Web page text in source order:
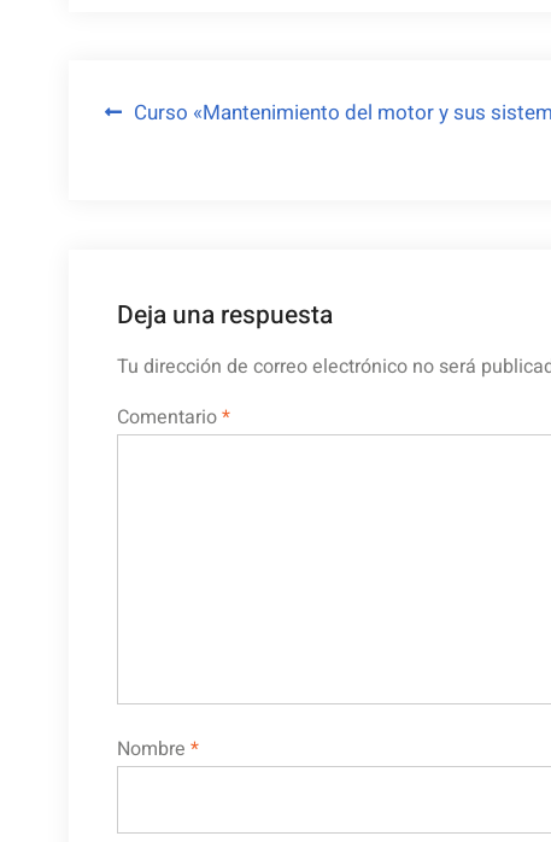
Navegación
Curso «Mantenimiento del motor y sus
Deja una respuesta
Tu dirección de correo electrónico no será
Comentario*
Nombre *